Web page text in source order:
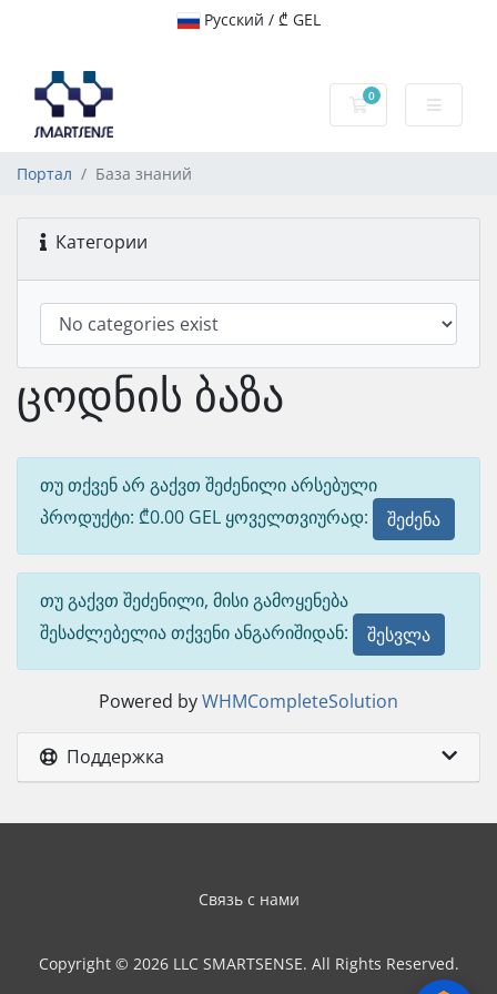
Русский / ₾ GEL
0
Корзина
Портал База знаний
Категории
ცოდნის ბაზა
თუ თქვენ არ გაქვთ შეძენილი არსებული
პროდუქტი: ₾0.00 GEL ყოველთვიურად:
შეძენა
თუ გაქვთ შეძენილი, მისი გამოყენება
შესაძლებელია თქვენი ანგარიშიდან:
შესვლა
Powered byWHMCompleteSolution
Поддержка
Связь с нами
Copyright © 2026 LLC SMARTSENSE. All Rights Reserved.